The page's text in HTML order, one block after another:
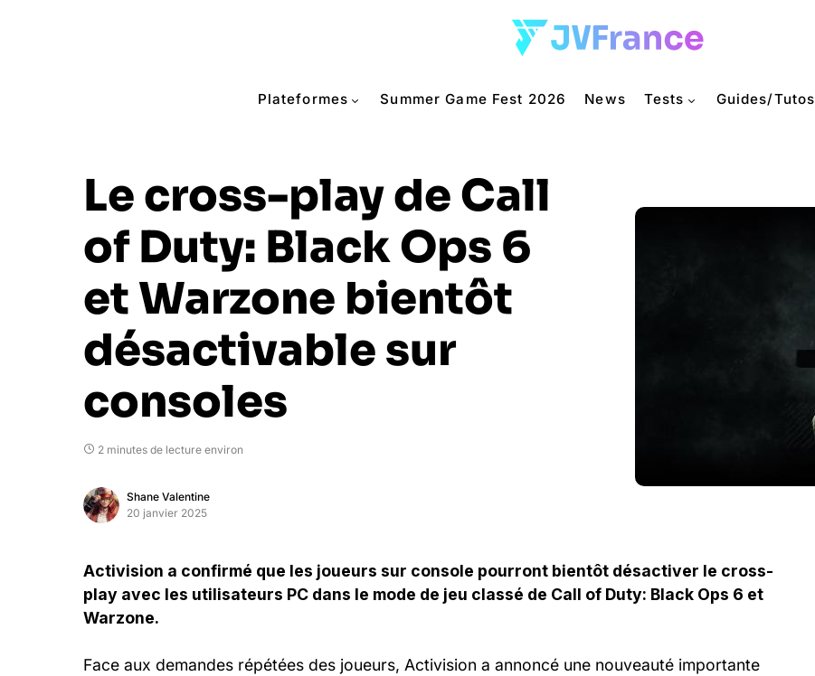
Plateformes Summer Game Fest 2026 News Tests Guides/Tutos
Le cross-play de Call
of Duty: Black Ops 6
et Warzone bientôt
désactivable sur
consoles
2 minutes de lecture environ
Shane Valentine
20 janvier 2025
Activision a confirmé que les joueurs sur console pourront bientôt désactiver le cross-
play avec les utilisateurs PC dans le mode de jeu classé de Call of Duty: Black Ops 6 et
Warzone.
Face aux demandes répétées des joueurs, Activision a annoncé une nouveauté importante